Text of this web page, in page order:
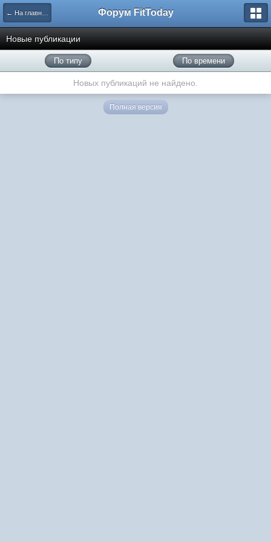
← На главную Форум FitToday
Новые публикации
По типу По времени
Новых публикаций не найдено.
Полная версия